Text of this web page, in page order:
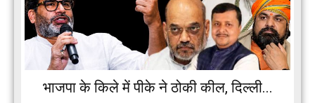
भाजपा के किले में पीके ने ठोकी कील, दिल्ली...